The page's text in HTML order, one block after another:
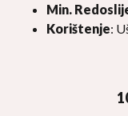
Min.
Korištenje: